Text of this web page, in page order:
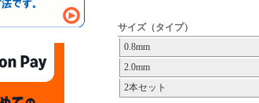
サイズ（タイプ）
0.8mm
2.0mm
2本セット